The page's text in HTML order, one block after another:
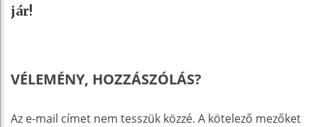
jár!
VÉLEMÉNY, HOZZÁSZÓLÁS?
Az e-mail címet nem tesszük közzé. A kötelező mezőket